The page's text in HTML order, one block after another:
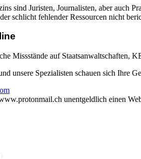
sind Juristen, Journalisten, aber auch
schlicht fehlender Ressourcen nicht
Missstände auf Staatsanwaltschaften,
unsere Spezialisten schauen sich Ihre
unentgeldlich einen